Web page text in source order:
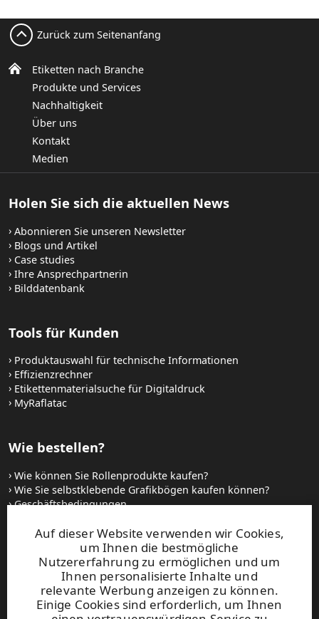
Auf dieser Website verwenden wir Cookies,
um Ihnen die bestmögliche
Nutzererfahrung zu ermöglichen und um
Ihnen personalisierte Inhalte und
relevante Werbung anzeigen zu können.
Einige Cookies sind erforderlich, um Ihnen
Etiketten nach Branche
Produkte und Services
Nachhaltigkeit
Über uns
Kontakt
Medien
Zurück zum Seitenanfang
Holen Sie sich die aktuellen News
Abonnieren Sie unseren Newsletter
Blogs und Artikel
Case studies
Ihre Ansprechpartnerin
Bilddatenbank
Tools für Kunden
Produktauswahl für technische Informationen
Effizienzrechner
Etikettenmaterialsuche für Digitaldruck
MyRaflatac
Wie bestellen?
Wie können Sie Rollenprodukte kaufen?
Wie Sie selbstklebende Grafikbögen kaufen können?
Geschäftsbedingungen
Websites und kontakt
UPM Raflatac Graphics Solutions
UPM Raflatac Office Products